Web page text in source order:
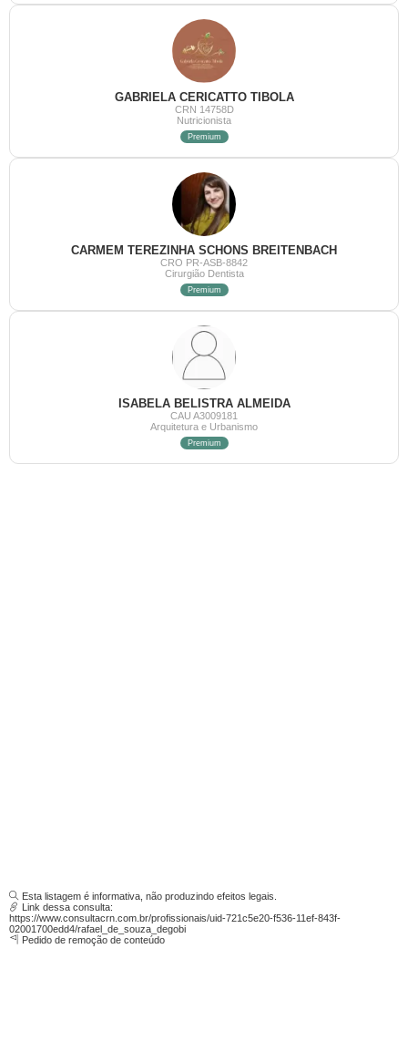
GABRIELA CERICATTO TIBOLA
CRN 14758D
Nutricionista
Premium
CARMEM TEREZINHA SCHONS BREITENBACH
CRO PR-ASB-8842
Cirurgião Dentista
Premium
ISABELA BELISTRA ALMEIDA
CAU A3009181
Arquitetura e Urbanismo
Premium
Esta listagem é informativa, não produzindo efeitos legais.
Link dessa consulta:
https://www.consultacrn.com.br/profissionais/uid-721c5e20-f536-11ef-843f-
02001700edd4/rafael_de_souza_degobi
Pedido de remoção de conteúdo